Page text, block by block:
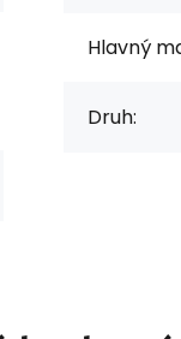
Hlavný
Druh: